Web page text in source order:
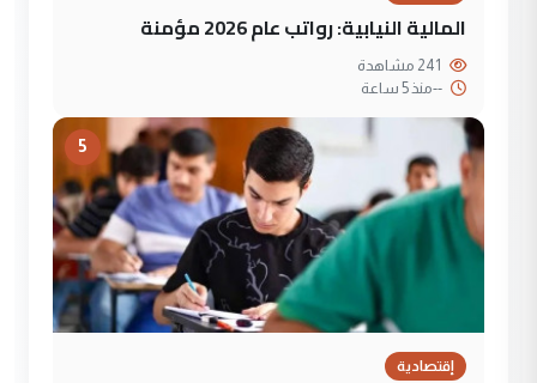
المالية النيابية: رواتب عام 2026 مؤمنة
--منذ 5 ساعة
5
إقتصادية